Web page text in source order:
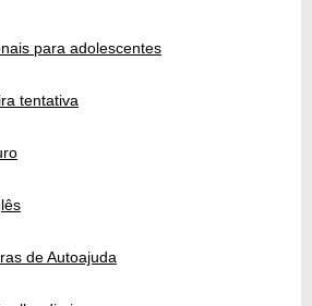
para adolescentes
tentativa
de Autoajuda